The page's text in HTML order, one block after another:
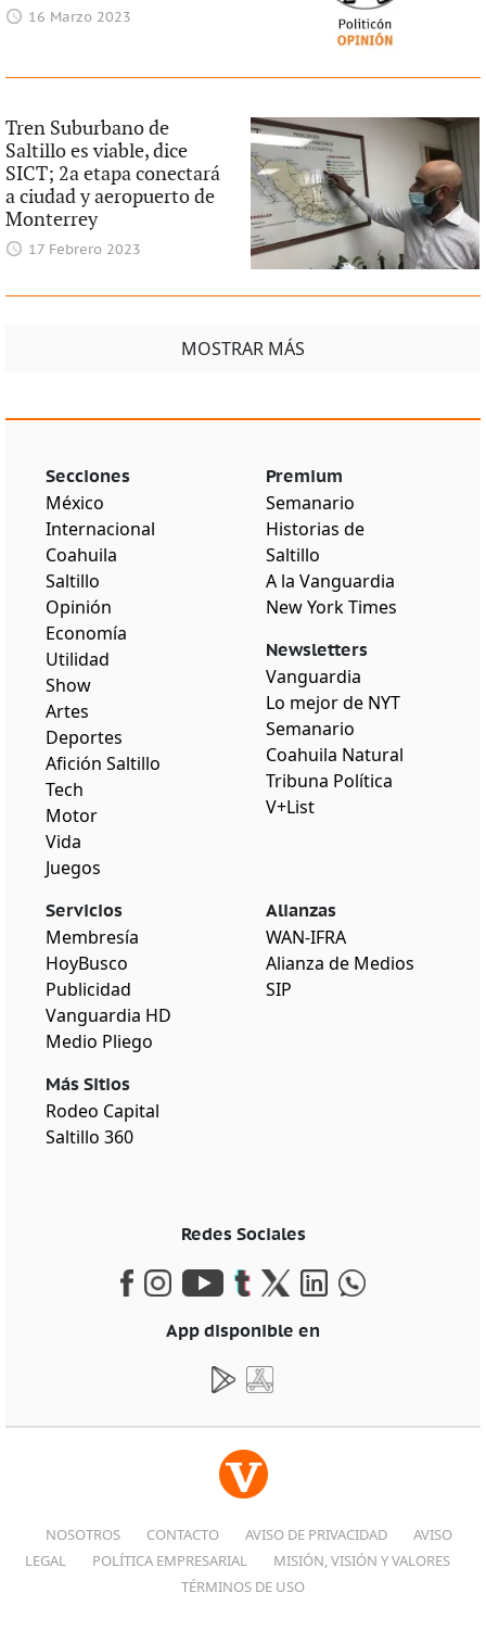
16 Marzo 2023
Tren Suburbano de
Saltillo es viable, dice
SICT; 2a etapa conectará
a ciudad y aeropuerto de
Monterrey
17 Febrero 2023
MOSTRAR MÁS
Secciones
México
Internacional
Coahuila
Saltillo
Opinión
Economía
Utilidad
Show
Artes
Deportes
Afición Saltillo
Tech
Motor
Vida
Juegos
Premium
Semanario
Historias de
Saltillo
A la Vanguardia
New York Times
Newsletters
Vanguardia
Lo mejor de NYT
Semanario
Coahuila Natural
Tribuna Política
V+List
Servicios
Membresía
HoyBusco
Publicidad
Vanguardia HD
Medio Pliego
Más Sitios
Rodeo Capital
Saltillo 360
Alianzas
WAN-IFRA
Alianza de Medios
SIP
Redes Sociales
App disponible en
NOSOTROS CONTACTO AVISO DE PRIVACIDAD
AVISO
LEGAL
POLÍTICA EMPRESARIAL
MISIÓN, VISIÓN Y VALORES
TÉRMINOS DE USO